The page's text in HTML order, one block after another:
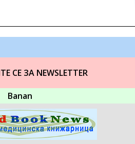
СЕ ЗА NEWSLETTER
Banan